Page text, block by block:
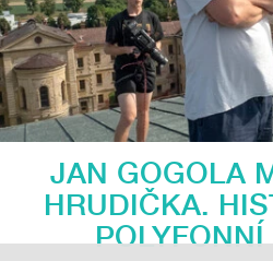
JAN GOGOLA
HRUDIČKA.